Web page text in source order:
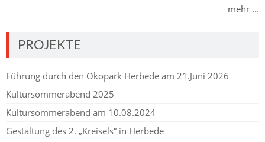
mehr ...
PROJEKTE
Führung durch den Ökopark Herbede am 21.Juni 2026
Kultursommerabend 2025
Kultursommerabend am 10.08.2024
Gestaltung des 2. „Kreisels“ in Herbede